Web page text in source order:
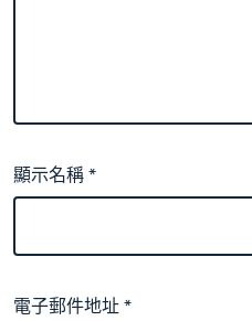
顯示名稱*
電子郵件地址*